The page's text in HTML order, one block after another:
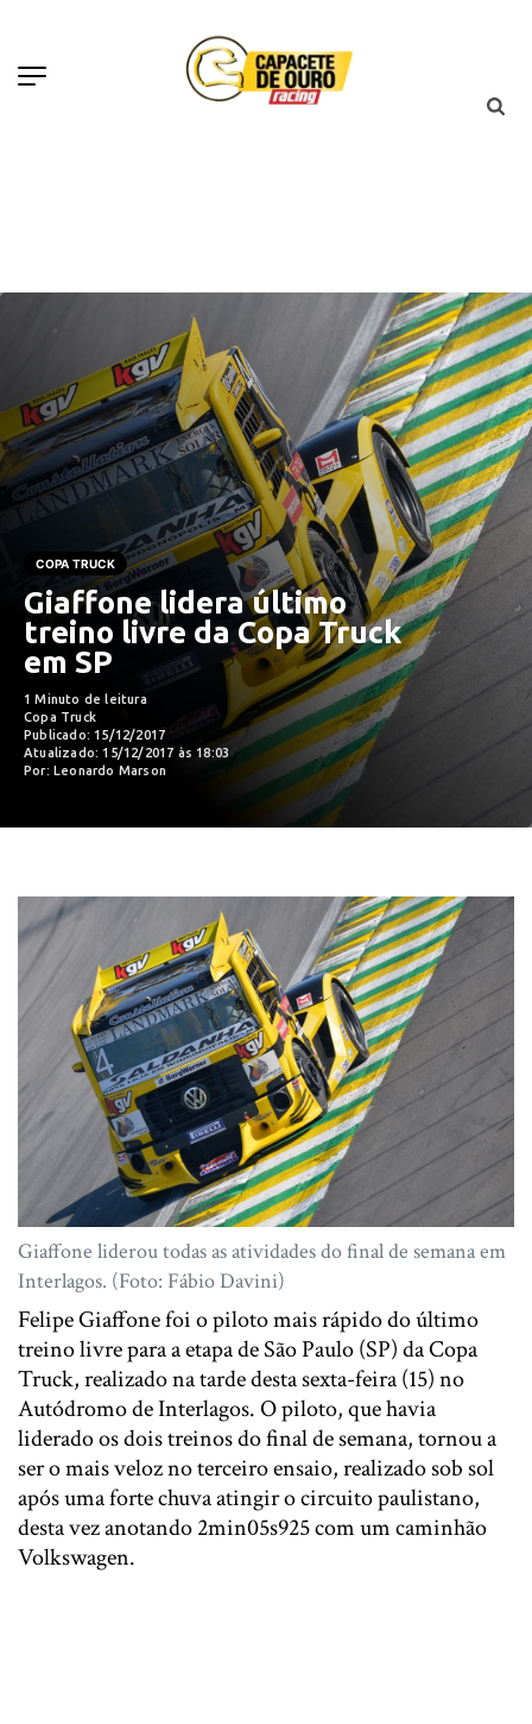
COPA TRUCK
Giaffone lidera último
treino livre da Copa Truck
em SP
1 Minuto de leitura
Copa Truck
Publicado: 15/12/2017
Atualizado: 15/12/2017 às 18:03
Por: Leonardo Marson
Giaffone liderou todas as atividades do final de semana em
Interlagos. (Foto: Fábio Davini)
Felipe Giaffone foi o piloto mais rápido do último
treino livre para a etapa de São Paulo (SP) da Copa
Truck, realizado na tarde desta sexta-feira (15) no
Autódromo de Interlagos. O piloto, que havia
liderado os dois treinos do final de semana, tornou a
ser o mais veloz no terceiro ensaio, realizado sob sol
após uma forte chuva atingir o circuito paulistano,
desta vez anotando 2min05s925 com um caminhão
Volkswagen.